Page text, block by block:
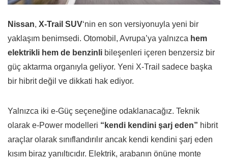
Nissan, X-Trail SUV‘nin en son versiyonuyla yeni bir
yaklaşım benimsedi. Otomobil, Avrupa’ya yalnızca hem
elektrikli hem de benzinli bileşenleri içeren benzersiz bir
güç aktarma organıyla geliyor. Yeni X-Trail sadece başka
bir hibrit değil ve dikkati hak ediyor.
Yalnızca iki e-Güç seçeneğine odaklanacağız. Teknik
olarak e-Power modelleri “kendi kendini şarj eden” hibrit
araçlar olarak sınıflandırılır ancak kendi kendini şarj eden
kısım biraz yanıltıcıdır. Elektrik, arabanın önüne monte